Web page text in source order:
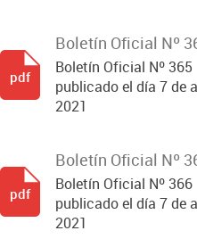
Boletín Oficial Nº
Boletín Oficial Nº 365
publicado el día 7 de
2021
pdf
Boletín Oficial Nº
Boletín Oficial Nº 366
publicado el día 7 de
2021
pdf